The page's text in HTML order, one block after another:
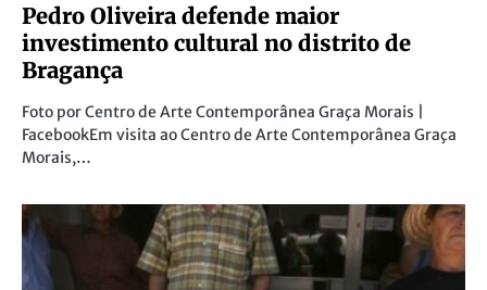
Pedro Oliveira defende maior
investimento cultural no distrito de
Bragança
Foto por Centro de Arte Contemporânea Graça Morais |
FacebookEm visita ao Centro de Arte Contemporânea Graça
Morais,…